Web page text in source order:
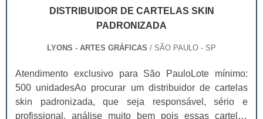
DISTRIBUIDOR DE CARTELAS SKIN
PADRONIZADA
LYONS - ARTES GRÁFICAS / SÃO PAULO - SP
Atendimento exclusivo para São PauloLote mínimo:
500 unidadesAo procurar um distribuidor de cartelas
skin padronizada, que seja responsável, sério e
profissional, análise muito bem pois essas cartelas